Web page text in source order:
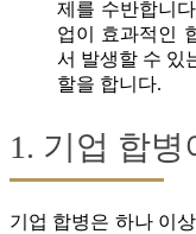
제를 수반합니
업이 효과적인
서 발생할 수 있
할을 합니다.
1. 기업 합
기업 합병은 하나 이